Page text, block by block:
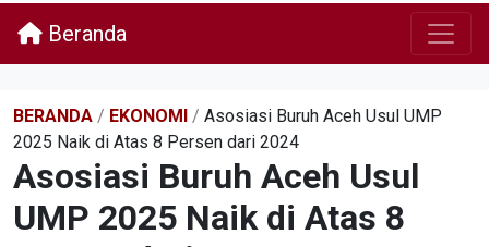
Beranda
BERANDA / EKONOMI / Asosiasi Buruh Aceh Usul UMP
2025 Naik di Atas 8 Persen dari 2024
Asosiasi Buruh Aceh Usul
UMP 2025 Naik di Atas 8